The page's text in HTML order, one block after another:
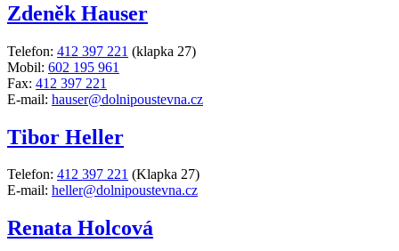
Zdeněk Hauser
Telefon: 412 397 221 (klapka 27)
Mobil: 602 195 961
Fax: 412 397 221
E-mail: hauser@dolnipoustevna.cz
Tibor Heller
Telefon: 412 397 221 (Klapka 27)
E-mail: heller@dolnipoustevna.cz
Renata Holcová